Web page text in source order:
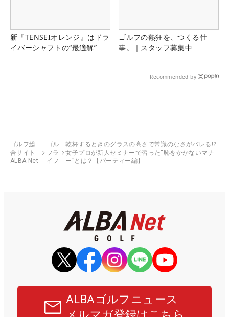
新『TENSEIオレンジ』はドラ
イバーシャフトの“最適解”
ゴルフの熱狂を、つくる仕
事。｜スタッフ募集中
Recommended by
ゴルフ総
合サイト
ALBA Net
ゴル
フラ
イフ
乾杯するときのグラスの高さで常識のなさがバレる⁉
女子プロが新人セミナーで習った“恥をかかないマナ
ー”とは？【パーティー編】
ALBAゴルフニュース